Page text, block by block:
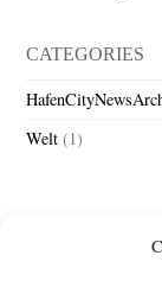
CATEGORIES
Welt (1)